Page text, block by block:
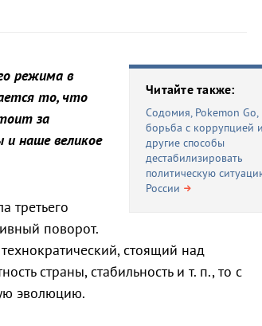
Читайте также:
Содомия, Pokemon Go,
борьба с коррупцией
другие способы
дестабилизировать
политическую
России
режима в
то, что
за
и наше великое
третьего
поворот.
стоящий над
страны, стабильность и т. п., то с
эволюцию.